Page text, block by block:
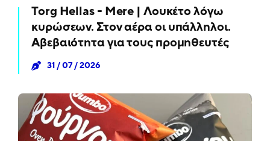
Torg Hellas - Mere | Λουκέτο λόγω
κυρώσεων. Στον αέρα οι υπάλληλοι.
Αβεβαιότητα για τους προμηθευτές
31 / 07 / 2026